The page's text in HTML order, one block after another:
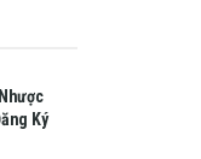
Ký